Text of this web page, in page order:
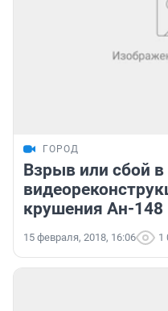
ГОРОД
Взрыв или сбой
крушения Ан-148
15 февраля, 2018, 16:06 1